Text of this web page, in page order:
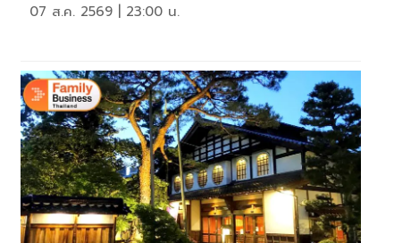
07 ส.ค. 2569 | 23:00 น.